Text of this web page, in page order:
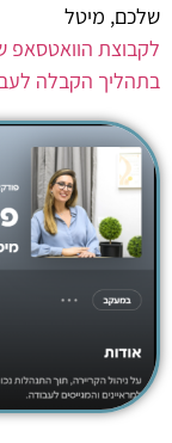
שלכם, מיטל
לקבוצת הוואטסאפ
בתהליך הקבלה